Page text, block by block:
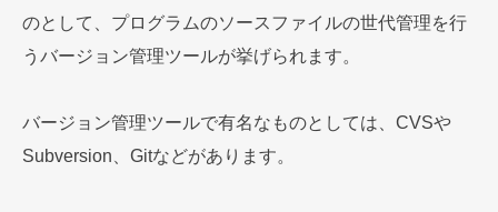
のとして、プログラムのソースファイルの世代管理を行
うバージョン管理ツールが挙げられます。
バージョン管理ツールで有名なものとしては、CVSや
Subversion、Gitなどがあります。